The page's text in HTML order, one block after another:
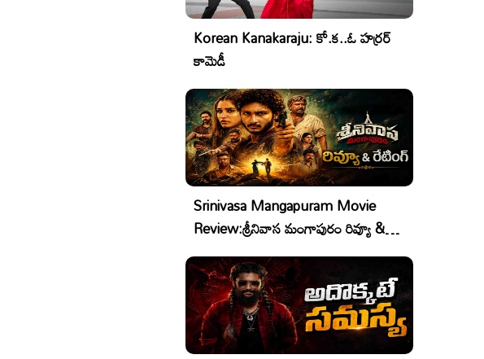
Korean Kanakaraju: కో.క..ఓ హర్రర్
కామెడీ
Srinivasa Mangapuram Movie
Review:శ్రీనివాస మంగాపురం రివ్యూ &
రేటింగ్